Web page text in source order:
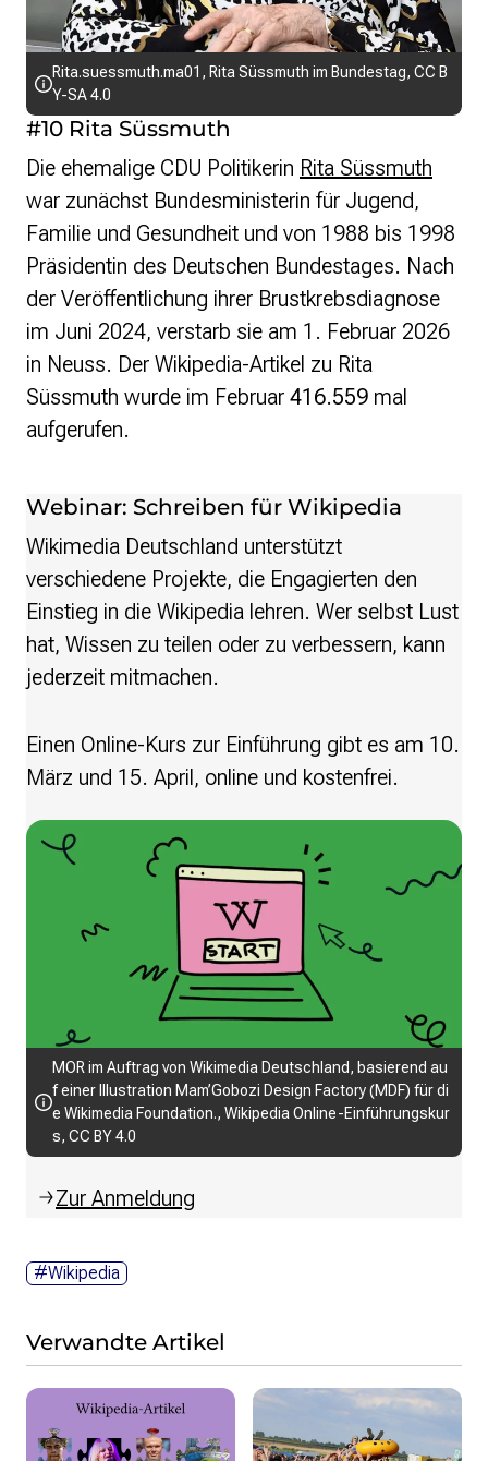
Rita.suessmuth.ma01 , Rita Süssmuth im Bundestag, CC B
Y-SA 4.0
#10 Rita Süssmuth
Die ehemalige CDU Politikerin Rita Süssmuth
war zunächst Bundesministerin für Jugend,
Familie und Gesundheit und von 1988 bis 1998
Präsidentin des Deutschen Bundestages. Nach
der Veröffentlichung ihrer Brustkrebsdiagnose
im Juni 2024, verstarb sie am 1. Februar 2026
in Neuss. Der Wikipedia-Artikel zu Rita
Süssmuth wurde im Februar 416.559 mal
aufgerufen.
Webinar: Schreiben für Wikipedia
Wikimedia Deutschland unterstützt
verschiedene Projekte, die Engagierten den
Einstieg in die Wikipedia lehren. Wer selbst Lust
hat, Wissen zu teilen oder zu verbessern, kann
jederzeit mitmachen.
Einen Online-Kurs zur Einführung gibt es am 10.
März und 15. April, online und kostenfrei.
MOR im Auftrag von Wikimedia Deutschland, basierend au
f einer Illustration Mam’Gobozi Design Factory (MDF) für di
e Wikimedia Foundation., Wikipedia Online-Einführungskur
s, CC BY 4.0
Zur Anmeldung
#Wikipedia
Verwandte Artikel